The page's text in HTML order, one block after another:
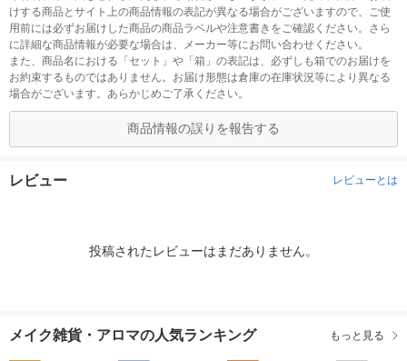
けする商品とサイト上の商品情報の表記が異なる場合がございますので、ご使
用前には必ずお届けした商品の商品ラベルや注意書きをご確認ください。さら
に詳細な商品情報が必要な場合は、メーカー等にお問い合わせください。
また、商品名における「セット」や「箱」の表記は、必ずしも箱でのお届けを
お約束するものではありません。お届け形態は倉庫の在庫状況等により異なる
場合がございます。あらかじめご了承ください。
商品情報の誤りを報告する
レビュー レビューとは
投稿されたレビューはまだありません。
メイク雑貨・アロマの人気ランキング もっと見る